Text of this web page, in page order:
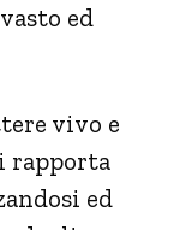
ed
vivo e
rapporta
ed